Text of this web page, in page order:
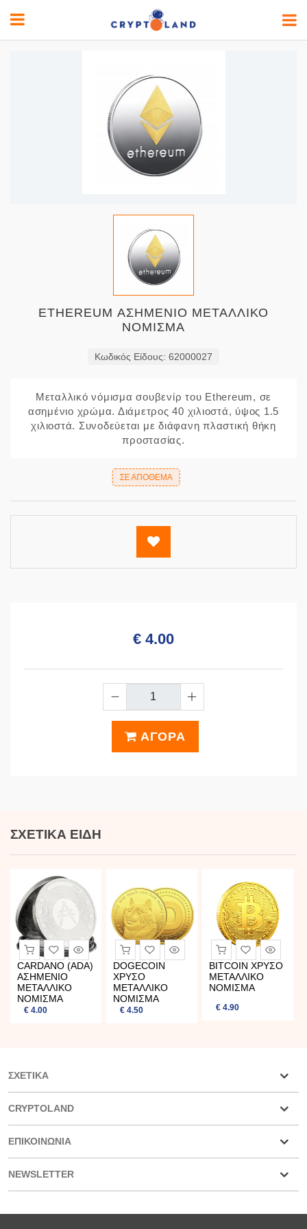
ETHEREUM ΑΣΗΜΕΝΙΟ ΜΕΤΑΛΛΙΚΟ
ΝΟΜΙΣΜΑ
Κωδικός Είδους: 62000027
Μεταλλικό νόμισμα σουβενίρ του Ethereum, σε
ασημένιο χρώμα. Διάμετρος 40 χιλιοστά, ύψος 1.5
χιλιοστά. Συνοδεύεται με διάφανη πλαστική θήκη
προστασίας.
ΣΕ ΑΠΌΘΕΜΑ
€ 4.00
ΑΓΟΡΑ
ΣΧΕΤΙΚΆ ΕΊΔΗ
CARDANO (ADA)
ΑΣΗΜΕΝΙΟ
ΜΕΤΑΛΛΙΚΟ
ΝΟΜΙΣΜΑ
€ 4.00
DOGECOIN
ΧΡΥΣΟ
ΜΕΤΑΛΛΙΚΟ
ΝΟΜΙΣΜΑ
€ 4.50
BITCOIN ΧΡΥΣΟ
ΜΕΤΑΛΛΙΚΟ
ΝΟΜΙΣΜΑ
€ 4.90
ΣΧΕΤΙΚΆ
CRYPTOLAND
ΕΠΙΚΟΙΝΩΝΙΑ
NEWSLETTER